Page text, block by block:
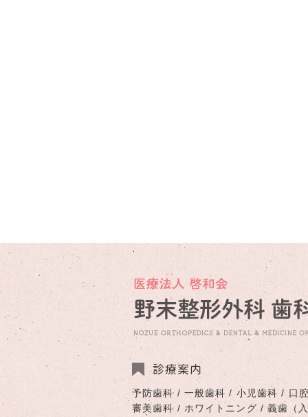
診療案内
予防歯科 / 一般歯科 / 小児歯科 / 口
審美歯科 / ホワイトニング / 義歯（